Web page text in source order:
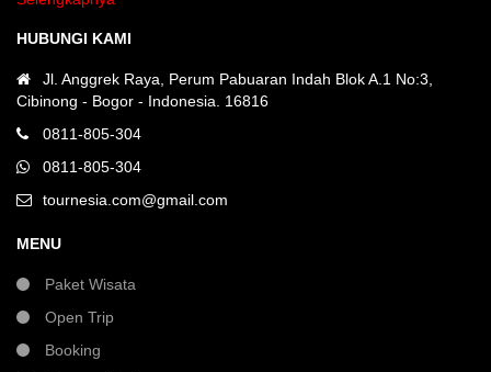
HUBUNGI KAMI
Jl. Anggrek Raya, Perum Pabuaran Indah Blok A.1 No:3,
Cibinong - Bogor - Indonesia. 16816
0811-805-304
0811-805-304
tournesia.com@gmail.com
MENU
Paket Wisata
Open Trip
Booking